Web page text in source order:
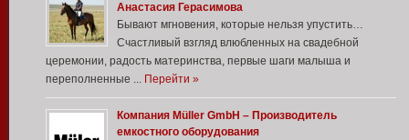
Анастасия Герасимова
Бывают мгновения, которые нельзя упустить…
Счастливый взгляд влюбленных на свадебной
церемонии, радость материнства, первые шаги малыша и
переполненные ... Перейти »
Компания Müller GmbH – Производитель
емкостного оборудования